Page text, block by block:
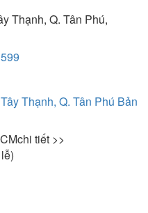
Thạnh, Q. Tân Phú,
Thạnh, Q. Tân Phú Bản
chi tiết >>